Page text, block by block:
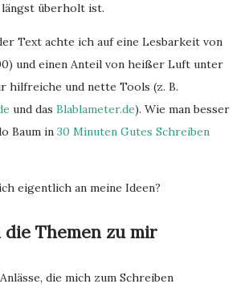
längst überholt ist.
Text achte ich auf eine Lesbarkeit von
und einen Anteil von heißer Luft unter
hilfreiche und nette Tools (z. B.
und das Blablameter.de). Wie man besser
Baum in 30 Minuten Gutes Schreiben
eigentlich an meine Ideen?
die Themen zu mir
die mich zum Schreiben